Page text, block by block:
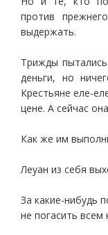
против
выдержать.
Трижды
деньги, но
Крестьяне еле-
цене. А сейчас
Как же им
Леуан из себя
За какие-нибудь
не погасить